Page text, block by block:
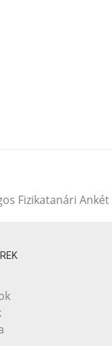
Fizikatanári